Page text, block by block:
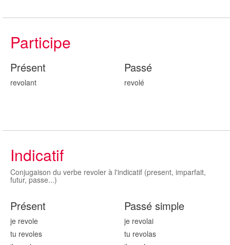
Participe
Présent
revolant
Passé
revolé
Indicatif
Conjugaison du verbe revoler à l'indicatif (present, imparfait,
futur, passe...)
Présent
je revole
tu revoles
Passé simple
je revolai
tu revolas